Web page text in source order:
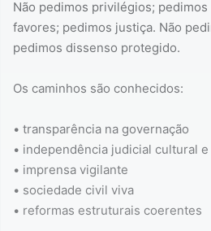
Não pedimos privilégios;
favores; pedimos justiça. Não
pedimos dissenso protegido.
Os caminhos são conhecidos:
• transparência na governação
• independência judicial cultural
• imprensa vigilante
• sociedade civil viva
• reformas estruturais coerentes